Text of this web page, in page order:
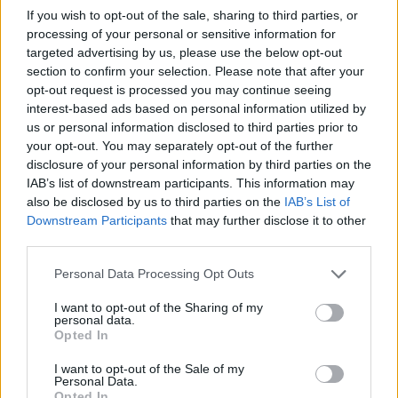
If you wish to opt-out of the sale, sharing to third parties, or
processing of your personal or sensitive information for
targeted advertising by us, please use the below opt-out
section to confirm your selection. Please note that after your
opt-out request is processed you may continue seeing
interest-based ads based on personal information utilized by
us or personal information disclosed to third parties prior to
your opt-out. You may separately opt-out of the further
disclosure of your personal information by third parties on the
IAB’s list of downstream participants. This information may
also be disclosed by us to third parties on the IAB’s List of
Downstream Participants that may further disclose it to other
Please note that this website/app uses one or more Google
not limited to your visit or usage behaviour. You may click to
grant or deny consent to Google and its third-party tags to
use your data for below specified purposes in below Google
consent section.
Personal Data Processing Opt Outs
I want to opt-out of the Sharing of my
personal data.
Opted In
I want to opt-out of the Sale of my
Personal Data.
A filmek a távoli Kínába, Indiába, Japánba, az
Oroszország agressziójától szenvedő Ukrajnába
és a légszennyezés ellen küzdő Boszniába
kalauzolják a nézőket. Ezekben az országokban
lettek rögzítve a Kecskeméten bemutatásra
kerülő dokumentumfilmek.
„Izgalmas kultúrák!” – fűzte hozzá Domján